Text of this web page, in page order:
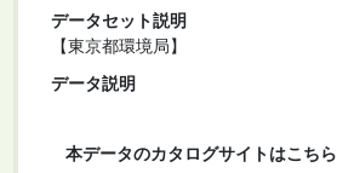
データセット説明
【東京都環境局】
データ説明
本データのカタログサイトはこちら